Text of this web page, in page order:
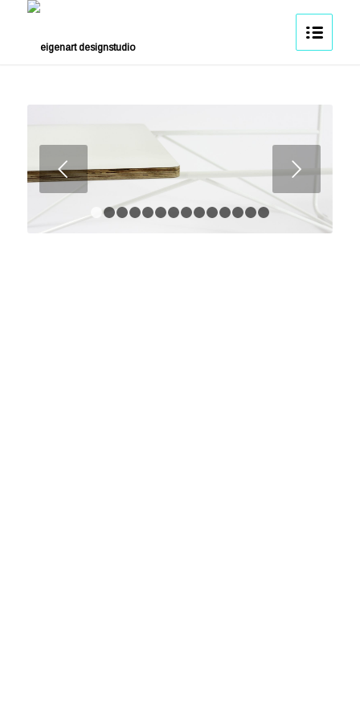
Weiter
1 2 3 4 5 6 7 8 11 12